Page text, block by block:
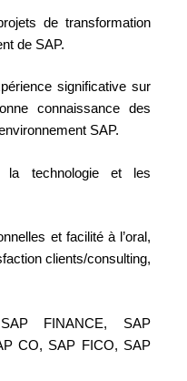
de transformation
de SAP.
significative sur
connaissance des
SAP.
technologie et les
et facilité à l’oral,
clients/consulting,
FINANCE, SAP
CO, SAP FICO, SAP